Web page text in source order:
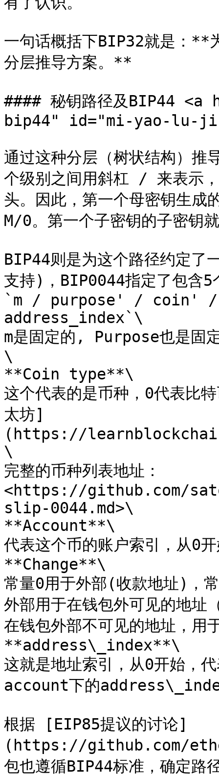
一句话概括下BIP32就是：**
分层推导方案。**
#### 秘钥路径及BIP44
bip44" id="mi-yao-lu-
通过这种分层（树状结构）推
个级别之间用斜杠 / 来表示，
头。因此，第一个母密钥生成
M/0。第一个子密钥的子密钥
BIP44则是为这个路径约定了
支持)，BIP0044指定了包含5
`m / purpose' / coin'
address_index`\
m是固定的, Purpose也是固
\
**Coin type**\
这个代表的是币种，0代表比
太坊]
(https://
\
完整的币种列表地址：
<https://github.com/
slip-0044.md>\
**Account**\
代表这个币的账户索引，从0
**Change**\
常量0用于外部(收款地址)，
外部用于在钱包外可见的地址
在钱包外部不可见的地址，
**address\_index**\
这就是地址索引，从0开始，
account下的
根据 [EIP85提议的讨论]
(https://github.com/
包也遵循BIP44标准，确